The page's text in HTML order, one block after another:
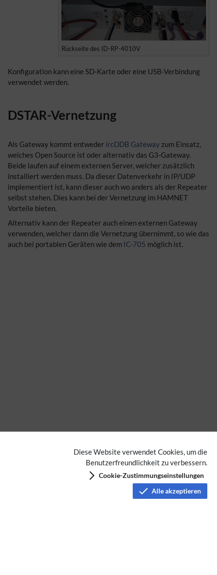
Diese Website verwendet Cookies, um die
Benutzerfreundlichkeit zu verbessern.
Cookie-Zustimmungseinstellungen
Alle akzeptieren
Rückseite des ID-RP-4010V
Konfiguration kann eine SD-Karte oder eine USB-Verbindung
verwendet werden.
DSTAR-Vernetzung
Als Gateway kommt entweder ircDDB Gateway zum Einsatz,
welches Open Source ist oder alternativ das G3-Gateway.
Beide laufen auf einem externen Server, welcher zusätzlich
installiert werden muss. Da dieser Datenverkehr in IP/UDP
implementiert ist, kann dieser auch wo anders als der Repeater
selbst stehen. Dies kann bei der Vernetzung im HAMNET
Vorteile bieten.
Alternativ kann der Repeater auch einen externen Gateway
verwenden, welcher dann die Vernetzung übernimmt, so wie das
auch bei portablen Geräten wie dem IC-705 möglich ist.
Relaisfunkstellen und Baken